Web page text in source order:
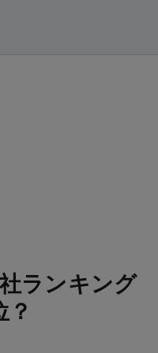
ランキング